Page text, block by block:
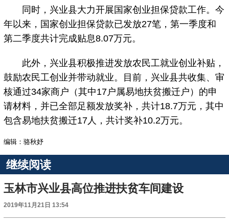
同时，兴业县大力开展国家创业担保贷款工作。今
年以来，国家创业担保贷款已发放27笔，第一季度和
第二季度共计完成贴息8.07万元。
此外，兴业县积极推进发放农民工就业创业补贴，
鼓励农民工创业并带动就业。目前，兴业县共收集、审
核通过34家商户（其中17户属易地扶贫搬迁户）的申
请材料，并已全部足额发放奖补，共计18.7万元，其中
包含易地扶贫搬迁17人，共计奖补10.2万元。
编辑：骆秋妤
继续阅读
玉林市兴业县高位推进扶贫车间建设
2019年11月21日 13:54